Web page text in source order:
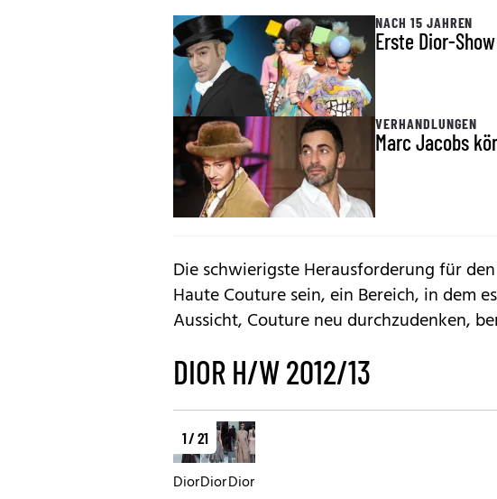
NACH 15 JAHREN
Erste Dior-
VERHANDLUNGEN
Marc Jacobs
Die schwierigste Herausforderung für
Haute Couture sein, ein Bereich, in dem
Aussicht, Couture neu durchzudenken,
DIOR H/W 2012/13
1 / 21
DiorDiorDior